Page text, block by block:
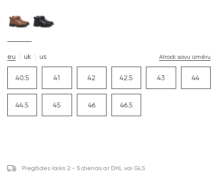
eu uk us Atrodi savu izmēru
40.5 41 42 42.5 43 44
44.5 45 46 46.5
Piegādes laiks 2 - 5 dienas ar DHL vai GLS